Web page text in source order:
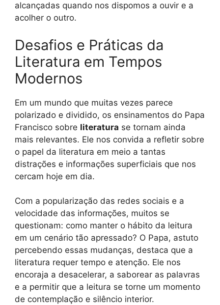
alcançadas quando nos dispomos a ouvir e a
acolher o outro.
Desafios e Práticas da
Literatura em Tempos
Modernos
Em um mundo que muitas vezes parece
polarizado e dividido, os ensinamentos do Papa
Francisco sobre literatura se tornam ainda
mais relevantes. Ele nos convida a refletir sobre
o papel da literatura em meio a tantas
distrações e informações superficiais que nos
cercam hoje em dia.
Com a popularização das redes sociais e a
velocidade das informações, muitos se
questionam: como manter o hábito da leitura
em um cenário tão apressado? O Papa, astuto
percebendo essas mudanças, destaca que a
literatura requer tempo e atenção. Ele nos
encoraja a desacelerar, a saborear as palavras
e a permitir que a leitura se torne um momento
de contemplação e silêncio interior.